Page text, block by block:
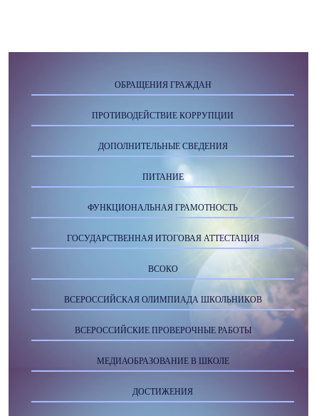
ОБРАЩЕНИЯ ГРАЖДАН
ПРОТИВОДЕЙСТВИЕ КОРРУПЦИИ
ДОПОЛНИТЕЛЬНЫЕ СВЕДЕНИЯ
ПИТАНИЕ
ФУНКЦИОНАЛЬНАЯ ГРАМОТНОСТЬ
ГОСУДАРСТВЕННАЯ ИТОГОВАЯ АТТЕСТАЦИЯ
ВСОКО
ВСЕРОССИЙСКАЯ ОЛИМПИАДА ШКОЛЬНИКОВ
ВСЕРОССИЙСКИЕ ПРОВЕРОЧНЫЕ РАБОТЫ
МЕДИАОБРАЗОВАНИЕ В ШКОЛЕ
ДОСТИЖЕНИЯ